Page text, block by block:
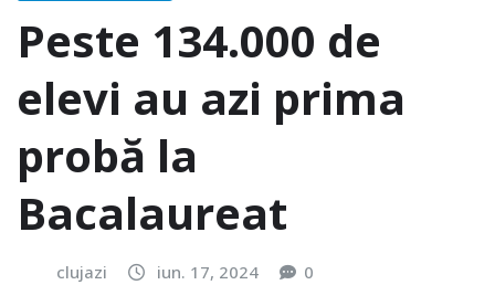
Peste 134.000 de
elevi au azi prima
probă la
Bacalaureat
clujazi iun. 17, 2024 0